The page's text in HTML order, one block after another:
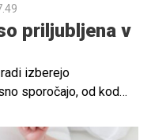
priljubljena v
izberejo
sporočajo, od kod
priljubljena povsod.